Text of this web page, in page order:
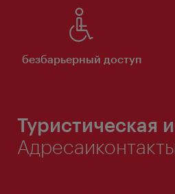
безбарьерный доступ
Туристическая